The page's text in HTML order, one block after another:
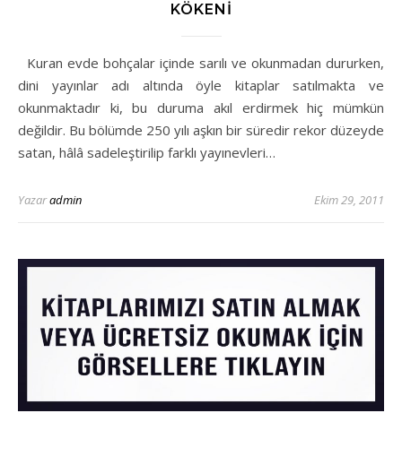
KÖKENİ
Kuran evde bohçalar içinde sarılı ve okunmadan dururken,
dini yayınlar adı altında öyle kitaplar satılmakta ve
okunmaktadır ki, bu duruma akıl erdirmek hiç mümkün
değildir. Bu bölümde 250 yılı aşkın bir süredir rekor düzeyde
satan, hâlâ sadeleştirilip farklı yayınevleri…
Yazaradmin Ekim 29, 2011